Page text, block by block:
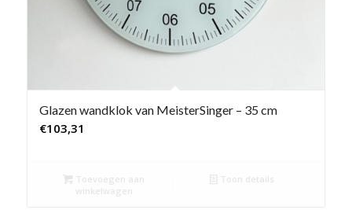
Glazen wandklok van MeisterSinger – 35 cm
€103,31
Toevoegen aan
winkelwagen
Toon details